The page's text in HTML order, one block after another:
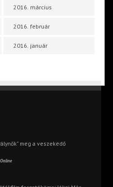
2016. március
2016. február
2016. január
meg a veszekedő